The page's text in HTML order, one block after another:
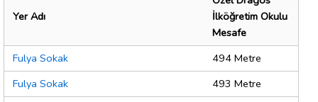
Yer Adı
İlköğretim Okulu
Mesafe
Fulya Sokak
494 Metre
Fulya Sokak
493 Metre